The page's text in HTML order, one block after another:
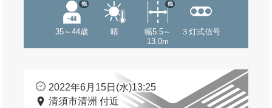
35～44歳
他
晴
幅5.5～
13.0m
他
３灯式信号
2022年6月15日(水)13:25
清須市清洲 付近